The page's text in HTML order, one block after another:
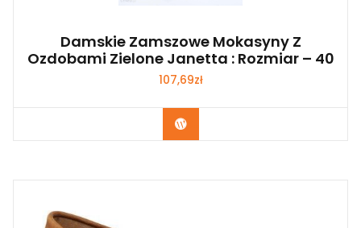
Damskie Zamszowe Mokasyny Z
Ozdobami Zielone Janetta : Rozmiar – 40
107,69zł
Kup Teraz